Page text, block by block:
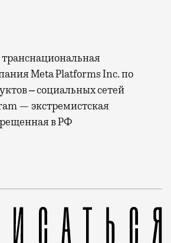
Meta Platforms Inc. по
‒ социальных сетей
— экстремистская
в РФ